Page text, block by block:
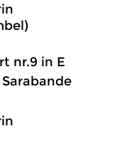
nr.9 in E
Sarabande